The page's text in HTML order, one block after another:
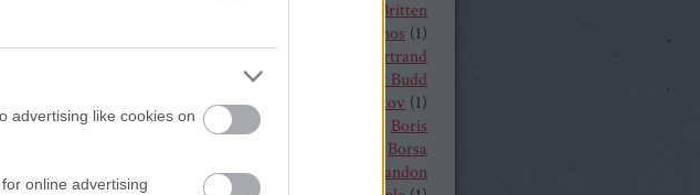
advertising like cookies on
online advertising
PrahaA
Benjamin Britten
Berkes János (1)
Bertrand
beszámoló
Billy Budd
Birgit Nilsson Bogdan Volkov (1)
Bohémélet
( Borisz Godunov
Boris
Borsa
Miklós(1)
Brandon